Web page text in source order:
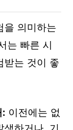
을 의미하는
는 빠른 시
받는 것이 좋
: 이전에는 없